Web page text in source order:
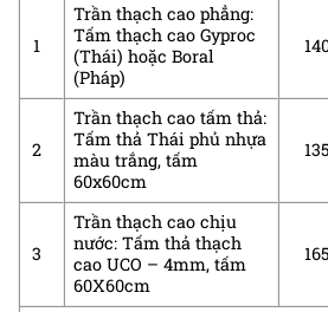
1
Trần thạch cao phẳng:
Tấm thạch cao Gyproc
(Thái) hoặc Boral
(Pháp)
2
Trần thạch cao tấm thả:
Tấm thả Thái phủ nhựa
màu trắng, tấm
60x60cm
3
Trần thạch cao chịu
nước: Tấm thả thạch
cao UCO – 4mm, tấm
60X60cm